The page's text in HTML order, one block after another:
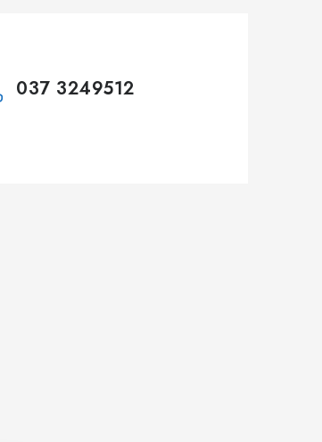
037 3249512